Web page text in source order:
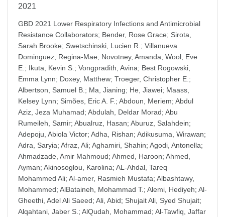
2021
GBD 2021 Lower Respiratory Infections and Antimicrobial
Resistance Collaborators; Bender, Rose Grace; Sirota,
Sarah Brooke; Swetschinski, Lucien R. ; Villanueva
Dominguez, Regina-Mae; Novotney, Amanda; Wool, Eve
E. ; Ikuta, Kevin S. ; Vongpradith, Avina; Best Rogowski,
Emma Lynn; Doxey, Matthew; Troeger, Christopher E. ;
Albertson, Samuel B. ; Ma, Jianing; He, Jiawei; Maass,
Kelsey Lynn; Simões, Eric A. F. ; Abdoun, Meriem; Abdul
Aziz, Jeza Muhamad; Abdulah, Deldar Morad; Abu
Rumeileh, Samir; Abualruz, Hasan; Aburuz, Salahdein;
Adepoju, Abiola Victor; Adha, Rishan; Adikusuma, Wirawan;
Adra, Saryia; Afraz, Ali; Aghamiri, Shahin; Agodi, Antonella;
Ahmadzade, Amir Mahmoud; Ahmed, Haroon; Ahmed,
Ayman; Akinosoglou, Karolina; AL-Ahdal, Tareq
Mohammed Ali; Al-amer, Rasmieh Mustafa; Albashtawy,
Mohammed; AlBataineh, Mohammad T.; Alemi, Hediyeh; Al-
Gheethi, Adel Ali Saeed; Ali, Abid; Shujait Ali, Syed Shujait;
Alqahtani, Jaber S. ; AlQudah, Mohammad; Al-Tawfiq, Jaffar